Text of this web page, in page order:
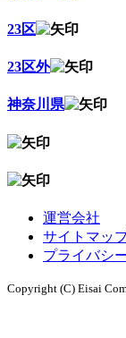
23区
23区外
神奈川県
運営会社
サイトマッ
プライバシ
Copyright (C) Eisai